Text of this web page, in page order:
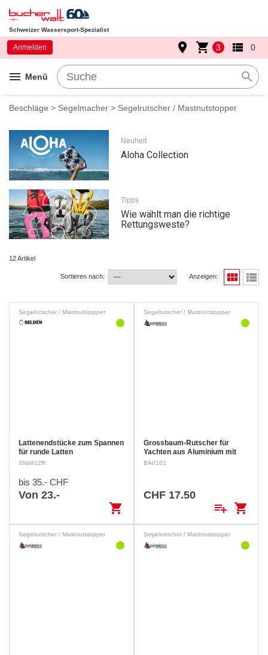
Schweizer Wassersport-Spezialist
menu Menü search
Anmelden place shopping_cart 3 view_list 0
Beschläge > Segelmacher > Segelrutscher / Mastnutstopper
Neuheit
Aloha Collection
Tipps
Wie wählt man die richtige
Rettungsweste?
12 Artikel
Sortieren nach: Anzeigen: view_module view_list
Segelrutscher / Mastnutstopper
Lattenendstücke zum Spannen
für runde Latten
SN4612R
bis 35.- CHF
Von 23.-
shopping_cart
Segelrutscher / Mastnutstopper
Grossbaum-Rutscher für
Yachten aus Aluminium mit
Teflon-Beschichtung
BA0101
CHF 17.50
playlist_add shopping_cart
Segelrutscher / Mastnutstopper Segelrutscher / Mastnutstopper